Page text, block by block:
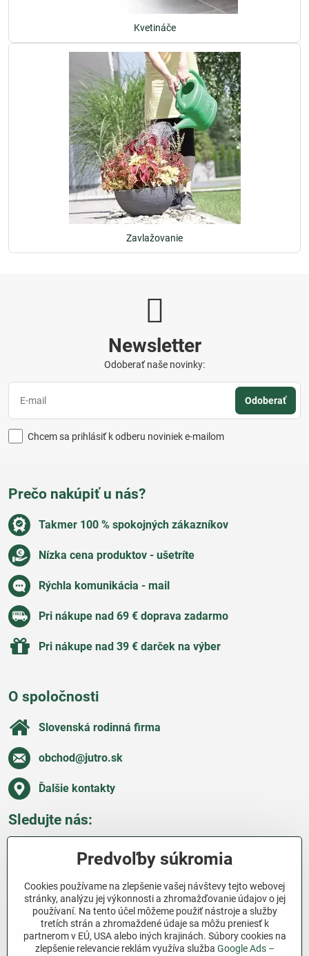
Kvetináče
Zavlažovanie
Newsletter
Odoberať naše novinky:
Odoberať
Chcem sa prihlásiť k odberu noviniek e-mailom
Prečo nakúpiť u nás?
Takmer 100 % spokojných zákazníkov
Nízka cena produktov - ušetríte
Rýchla komunikácia - mail
Pri nákupe nad 69 € doprava zadarmo
Pri nákupe nad 39 € darček na výber
O spoločnosti
Slovenská rodinná firma
obchod​@jutro​.sk
Ďalšie kontakty
Sledujte nás:
Všetko o nákupe
Ďakujeme za podporu
Sme slovenský e-shop bez dotácií​. Fungujeme len
Predvoľby súkromia
Cookies používame na zlepšenie vašej návštevy tejto webovej
stránky, analýzu jej výkonnosti a zhromažďovanie údajov o jej
používaní. Na tento účel môžeme použiť nástroje a služby
tretích strán a zhromaždené údaje sa môžu preniesť k
partnerom v EÚ, USA alebo iných krajinách. Súbory cookies na
zlepšenie relevancie reklám využíva služba Google Ads –